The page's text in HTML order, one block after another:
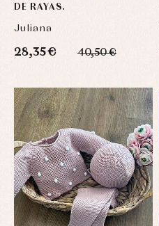
DE RAYAS.
Juliana
28,35 € 40,50 €
ComplementosBlusas